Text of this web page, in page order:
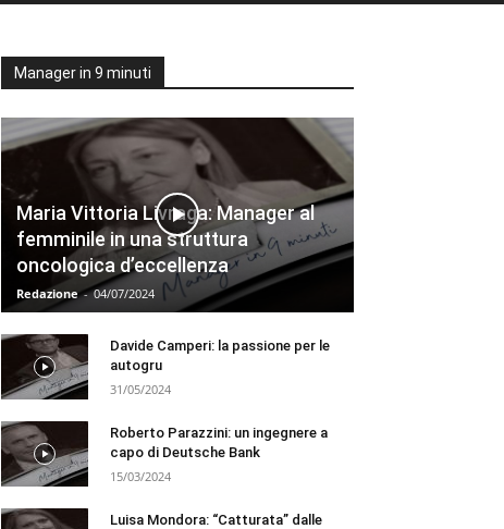
Manager in 9 minuti
Maria Vittoria Livraga: Manager al
femminile in una struttura
oncologica d’eccellenza
Redazione - 04/07/2024
Davide Camperi: la passione per le
autogru
31/05/2024
Roberto Parazzini: un ingegnere a
capo di Deutsche Bank
15/03/2024
Luisa Mondora: “Catturata” dalle